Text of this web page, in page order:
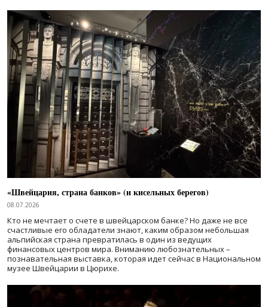
«Швейцария, страна банков» (и кисельных берегов)
08.07.2026
Кто не мечтает о счете в швейцарском банке? Но даже не все
счастливые его обладатели знают, каким образом небольшая
альпийская страна превратилась в один из ведущих
финансовых центров мира. Вниманию любознательных –
познавательная выставка, которая идет сейчас в Национальном
музее Швейцарии в Цюрихе.